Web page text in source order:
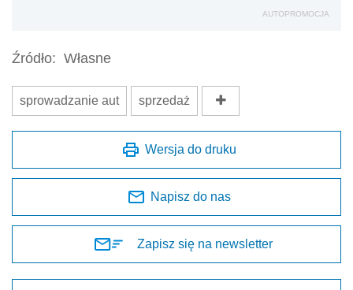
AUTOPROMOCJA
Źródło: Własne
sprowadzanie aut sprzedaż
Wersja do druku
Napisz do nas
Zapisz się na newsletter